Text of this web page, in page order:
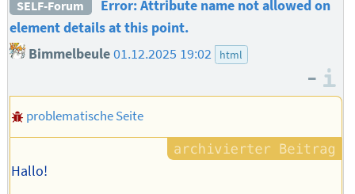
SELF-Forum
Error: Attribute name not allowed on
element details at this point.
Bimmelbeule 01.12.2025 19:02 html
–
problematische Seite
Hallo!